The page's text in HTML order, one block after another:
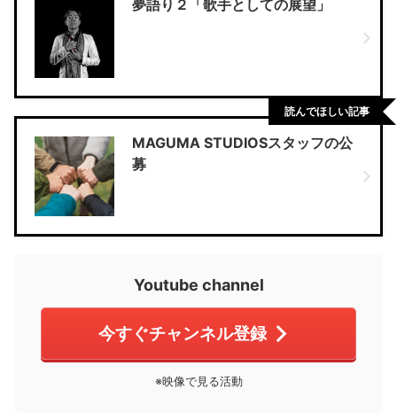
夢語り２「歌手としての展望」
MAGUMA STUDIOSスタッフの公
募
読んでほしい記事
Youtube channel
今すぐチャンネル登録
※映像で見る活動